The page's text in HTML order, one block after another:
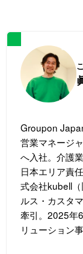
Groupon
営業マネージ
へ入社。介護
日本エリア責
式会社kubell
ルス・カスタ
牽引。2025年
リューション